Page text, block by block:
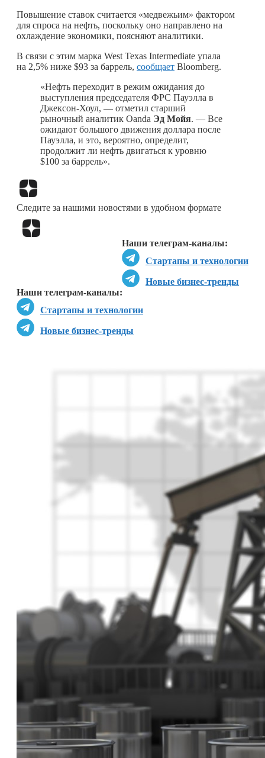
Повышение ставок считается «медвежьим» фактором
для спроса на нефть, поскольку оно направлено на
охлаждение экономики, поясняют аналитики.
В связи с этим марка West Texas Intermediate упала
на 2,5% ниже $93 за баррель, сообщает Bloomberg.
«Нефть переходит в режим ожидания до
выступления председателя ФРС Пауэлла в
Джексон-Хоул, — отметил старший
рыночный аналитик Oanda Эд Мойя. — Все
ожидают большого движения доллара после
Пауэлла, и это, вероятно, определит,
продолжит ли нефть двигаться к уровню
$100 за баррель».
Следите за нашими новостями в удобном формате
Наши телеграм-каналы:
Стартапы и технологии
Новые бизнес-тренды
Наши телеграм-каналы:
Стартапы и технологии
Новые бизнес-тренды